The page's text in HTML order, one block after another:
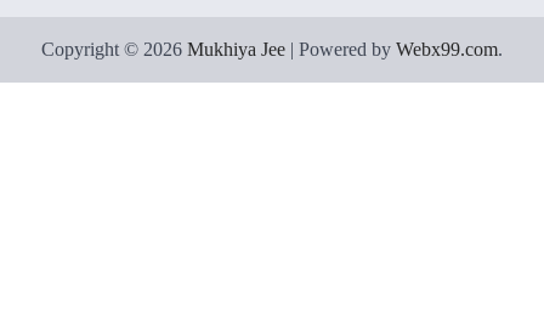
Copyright © 2026 Mukhiya Jee | Powered by Webx99.com.